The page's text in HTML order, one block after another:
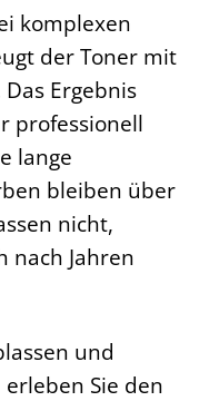
komplexen
der Toner mit
Ergebnis
professionell
lange
bleiben über
nicht,
nach Jahren
und
Sie den